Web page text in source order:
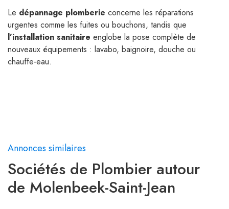
Le dépannage plomberie concerne les réparations
urgentes comme les fuites ou bouchons, tandis que
l’installation sanitaire englobe la pose complète de
nouveaux équipements : lavabo, baignoire, douche ou
chauffe-eau.
Annonces similaires
Sociétés de Plombier autour
de Molenbeek-Saint-Jean